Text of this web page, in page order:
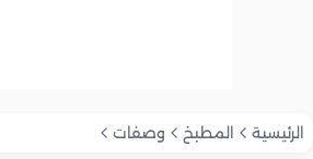
الرئيسية المطبخ وصفات